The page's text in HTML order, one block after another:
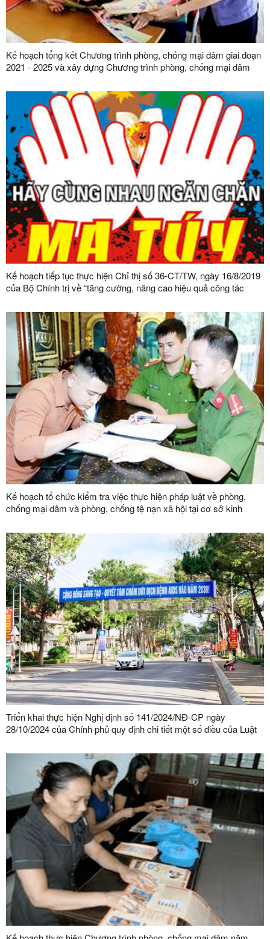
Kế hoạch tổng kết Chương trình phòng, chống mại dâm giai đoạn
2021 - 2025 và xây dựng Chương trình phòng, chống mại dâm
Kế hoạch tiếp tục thực hiện Chỉ thị số 36-CT/TW, ngày 16/8/2019
của Bộ Chính trị về “tăng cường, nâng cao hiệu quả công tác
Kế hoạch tổ chức kiểm tra việc thực hiện pháp luật về phòng,
chống mại dâm và phòng, chống tệ nạn xã hội tại cơ sở kinh
Triển khai thực hiện Nghị định số 141/2024/NĐ-CP ngày
28/10/2024 của Chính phủ quy định chi tiết một số điều của Luật
mắc phải ở người (HIV/AIDS)